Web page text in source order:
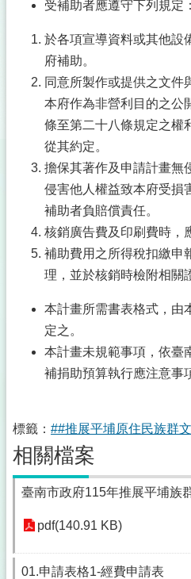
受補助者應遵守下列規定：
於各項宣導資料或其他設
府補助。
同意所製作或提供之文件
本府作為非營利目的之公
條至第二十八條規定之權
從其約定。
擔保其著作及申請計畫無
侵害他人權益致本府受損
補助者負賠償責任。
核銷廣告費及印刷費時，
補助費用之所得稅扣繳申
理，並於核銷時檢附相關
本計畫所需書表格式，由
定之。
本計畫未規範事項，依臺
補捐助預算執行應注意事
標籤： ##推展平埔原住民族群
相關檔案
臺南市政府115年推展平埔族
pdf(140.91 KB)
01.申請表格1-經費申請表